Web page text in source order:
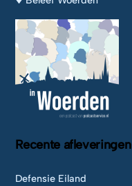
Recente afleveringen
Defensie Eiland